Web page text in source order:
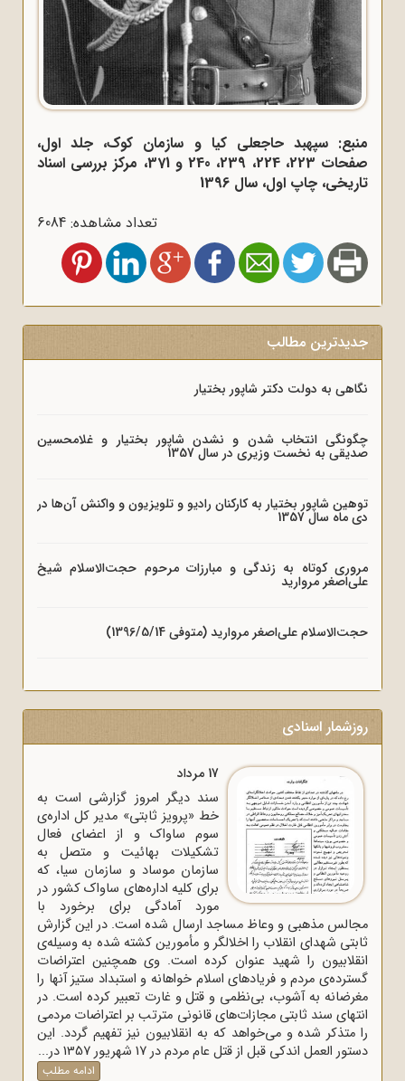
منبع: سپهبد حاجعلی کیا و سازمان کوک، جلد اول،
صفحات 223، 224، 239، 240 و 371، مرکز بررسی اسناد
تاریخی، چاپ اول، سال 1396
تعداد مشاهده: 6084
جدیدترین مطالب
نگاهی به دولت دکتر شاپور بختیار
چگونگی انتخاب شدن و نشدن شاپور بختیار و غلامحسین
صدیقی به نخست وزیری در سال 1357
توهین شاپور بختیار به کارکنان رادیو و تلویزیون و واکنش آن‌ها در
دی ماه سال 1357
مروری کوتاه به زندگی و مبارزات مرحوم حجت‌الاسلام شیخ
علی‌اصغر مروارید
حجت‌الاسلام علی‌اصغر مروارید (متوفی 1396/5/14)
روزشمار اسنادی
17 مرداد
سند دیگر امروز گزارشی است به
خط «پرویز ثابتی» مدیر کل اداره‌ی
سوم ساواک و از اعضای فعال
تشکیلات بهائیت و متصل به
سازمان موساد و سازمان سیا، که
برای کلیه اداره‌های ساواک‌ کشور در
مورد آمادگی برای برخورد با
مجالس مذهبی و وعاظ مساجد ارسال شده است. در این گزارش
ثابتی شهدای انقلاب را اخلالگر و مأمورین کشته شده به وسیله‌ی
انقلابیون را شهید عنوان کرده است. وی همچنین اعتراضات
گسترده‌ی مردم و فریادهای اسلام خواهانه و استبداد ستیز آنها را
مغرضانه به آشوب، بی‌نظمی و قتل و غارت تعبیر کرده است. در
انتهای سند ثابتی مجازات‌های قانونی مترتب بر اعتراضات مردمی
را متذکر شده و می‌خواهد که به انقلابیون نیز تفهیم گردد. این
دستور العمل اندکی قبل از قتل عام مردم در 17 شهریور 1357 در...
ادامه مطلب